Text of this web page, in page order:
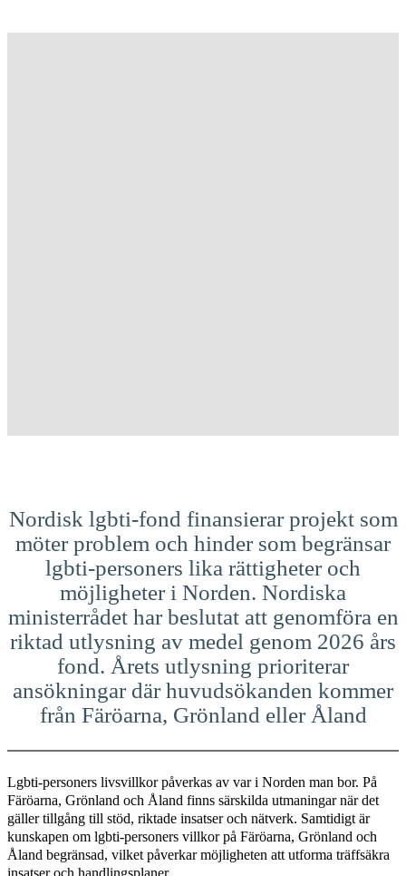
Nordisk lgbti-fond finansierar projekt som
möter problem och hinder som begränsar
lgbti-personers lika rättigheter och
möjligheter i Norden. Nordiska
ministerrådet har beslutat att genomföra en
riktad utlysning av medel genom 2026 års
fond. Årets utlysning prioriterar
ansökningar där huvudsökanden kommer
från Färöarna, Grönland eller Åland
Lgbti-personers livsvillkor påverkas av var i Norden man bor. På
Färöarna, Grönland och Åland finns särskilda utmaningar när det
gäller tillgång till stöd, riktade insatser och nätverk. Samtidigt är
kunskapen om lgbti-personers villkor på Färöarna, Grönland och
Åland begränsad, vilket påverkar möjligheten att utforma träffsäkra